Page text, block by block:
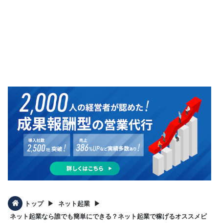
トップ ▶︎ ネット起業 ▶︎
ネット起業なら誰でも簡単にできる？ネット起業で稼げるオススメビ